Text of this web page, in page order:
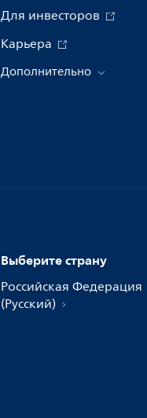
Для инвесторов
Карьера
Дополнительно
Выберите страну
Российская Федерация
(Русский)